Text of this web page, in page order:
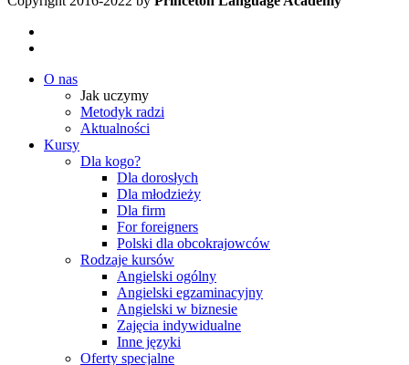
O nas
Jak uczymy
Metodyk radzi
Aktualności
Kursy
Dla kogo?
Dla dorosłych
Dla młodzieży
Dla firm
For foreigners
Polski dla obcokrajowców
Rodzaje kursów
Angielski ogólny
Angielski egzaminacyjny
Angielski w biznesie
Zajęcia indywidualne
Inne języki
Oferty specjalne